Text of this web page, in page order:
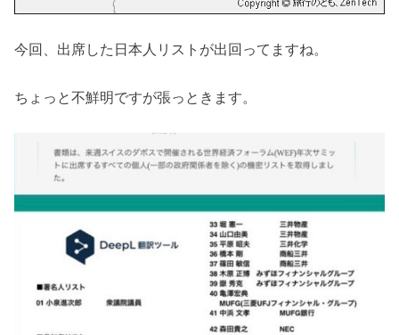
今回、出席した日本人リストが出回ってますね。
ちょっと不鮮明ですが張っときます。